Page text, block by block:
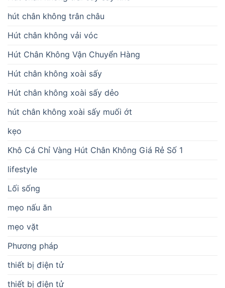
hút chân không trân châu
Hút chân không vải vóc
Hút Chân Không Vận Chuyển Hàng
Hút chân không xoài sấy
Hút chân không xoài sấy dẻo
hút chân không xoài sấy muối ớt
kẹo
Khô Cá Chỉ Vàng Hút Chân Không Giá Rẻ Số 1
lifestyle
Lối sống
mẹo nấu ăn
mẹo vặt
Phương pháp
thiết bị điện tử
thiết bị điện tử